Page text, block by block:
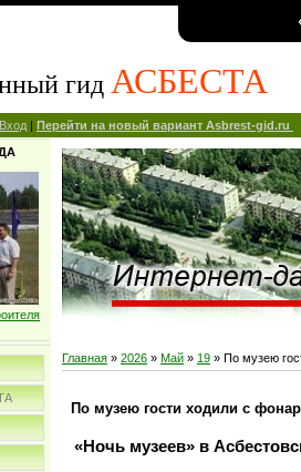
гид АСБЕСТА
Вход | Перейти на новый вариант Asbrest-gid.ru
Главная » 2026 » Май » 19 » По музею
По музею гости ходили с
«Ночь музеев» в